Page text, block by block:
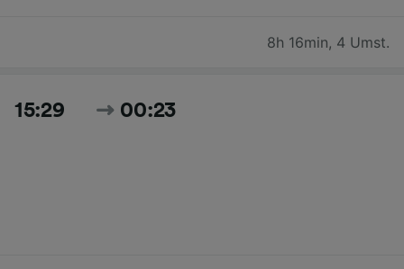
8h 16min, 4 Umst.
15:29 00:23